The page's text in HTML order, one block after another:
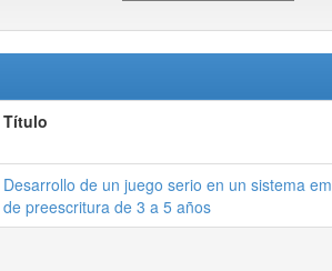
Título
Desarrollo de un juego serio en un sistema
de preescritura de 3 a 5 años